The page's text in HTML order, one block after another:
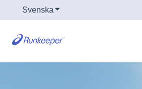
Svenska Visa undermenyer för